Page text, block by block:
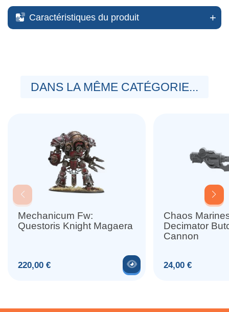
Caractéristiques du produit
DANS LA MÊME CATÉGORIE...
Mechanicum Fw:
Questoris Knight Magaera
Prix
220,00 € Voir le produit
Chaos
Decimator
Cannon
Prix
24,00 €